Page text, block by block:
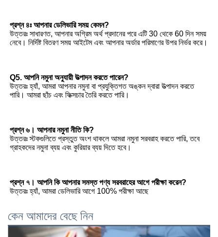
প্রশ্ন ৪ঃ আপনার ডেলিভারি সময় কেমন?
উত্তরঃ সাধারণত, আপনার অগ্রিম অর্থ প্রদানের পরে এটি 30 থেকে 60 দিন সময়
নেবে। নির্দিষ্ট বিতরণ সময় আইটেম এবং আপনার অর্ডার পরিমাণের উপর নির্ভর করে।
Q5. আপনি নমুনা অনুযায়ী উত্পাদন করতে পারেন?
উত্তরঃ হ্যাঁ, আমরা আপনার নমুনা বা প্রযুক্তিগত অঙ্কন দ্বারা উত্পাদন করতে
পারি। আমরা ছাঁচ এবং ফিক্সচার তৈরি করতে পারি।
প্রশ্ন ৬। আপনার নমুনা নীতি কি?
উত্তরঃ স্টকগুলিতে প্রস্তুত অংশ থাকলে আমরা নমুনা সরবরাহ করতে পারি, তবে
গ্রাহকদের নমুনা ব্যয় এবং কুরিয়ার ব্যয় দিতে হবে।
প্রশ্ন ৭। আপনি কি আপনার সমস্ত পণ্য সরবরাহের আগে পরীক্ষা করেন?
উত্তরঃ হ্যাঁ, আমরা ডেলিভারি আগে 100% পরীক্ষা আছে
কেন আমাদের বেছে নিন